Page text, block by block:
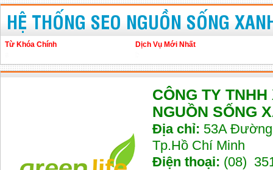
HỆ THỐNG SEO NGUỒN SỐNG
Từ Khóa Chính
Dịch Vụ Mới Nhất
CÔNG TY
NGUỒN SỐNG
Địa chỉ: 53A
Tp.Hồ Chí Minh
Điện thoại: (08)